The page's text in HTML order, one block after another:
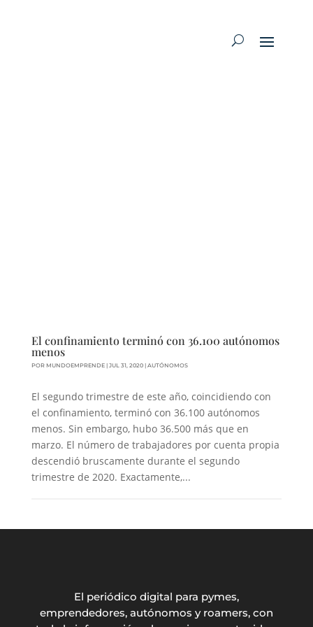
El confinamiento terminó con 36.100 autónomos
menos
POR MUNDOEMPRENDE| JUL 31, 2020| AUTÓNOMOS
El segundo trimestre de este año, coincidiendo con
el confinamiento, terminó con 36.100 autónomos
menos. Sin embargo, hubo 36.500 más que en
marzo. El número de trabajadores por cuenta propia
descendió bruscamente durante el segundo
trimestre de 2020. Exactamente,...
El periódico digital para pymes,
emprendedores, autónomos y roamers, con